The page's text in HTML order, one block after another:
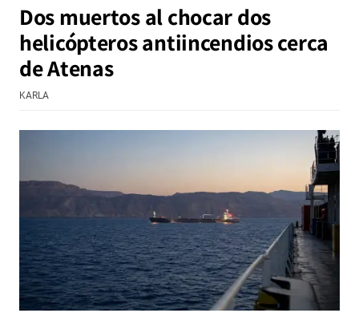
Dos muertos al chocar dos
helicópteros antiincendios cerca
de Atenas
KARLA